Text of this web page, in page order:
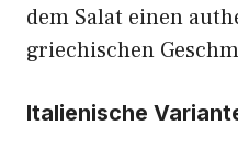
dem Salat einen
griechischen
Italienische